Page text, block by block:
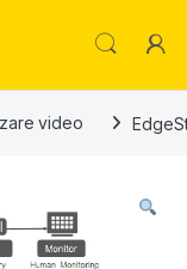
video